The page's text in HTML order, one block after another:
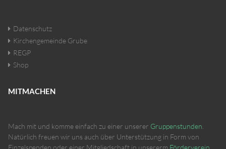
Datenschutz
Kirchengemeinde Grube
REGP
Shop
MITMACHEN
Mach mit und komme einfach zu einer unserer Gruppenstunden
Natürlich freuen wir uns auch über Unterstützung in Form von
Einzelspenden oder einer Mitgliedschaft in unsererm Förderverein